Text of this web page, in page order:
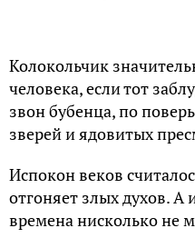
Колокольчик
человека, если тот
звон бубенца, по
зверей и ядовитых
Испокон веков
отгоняет злых духов.
времена нисколько не